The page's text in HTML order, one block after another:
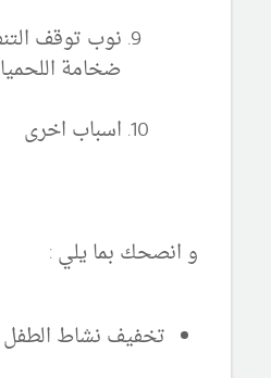
نوب توقف
ضخامة
اسباب اخرى
و انصحك بما يلي :
تخفيف نشاط الطفل